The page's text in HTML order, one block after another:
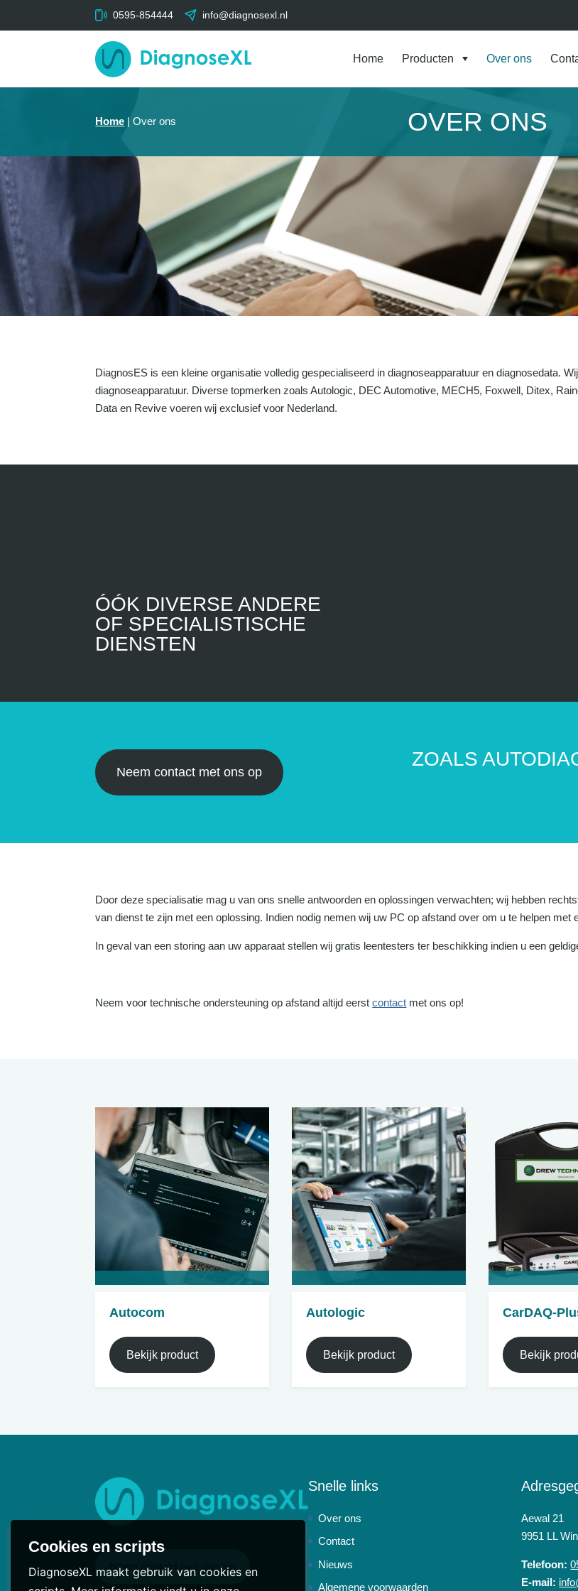
0595-854444 info@diagnosexl.nl
Home Producten Over ons
OVER ONS
Home |Over ons
DiagnosES is een kleine organisatie volledig gespecialiseerd in diagnoseapparatuur en diagnosedata.
diagnoseapparatuur. Diverse topmerken zoals Autologic, DEC Automotive, MECH5, Foxwell, Ditex,
Data en Revive voeren wij exclusief voor Nederland.
ÓÓK DIVERSE ANDERE
OF SPECIALISTISCHE
DIENSTEN
Neem contact met ons op
ZOALS
Door deze specialisatie mag u van ons snelle antwoorden en oplossingen verwachten; wij hebben
van dienst te zijn met een oplossing. Indien nodig nemen wij uw PC op afstand over om u te helpen met
In geval van een storing aan uw apparaat stellen wij gratis leentesters ter beschikking indien u een
Neem voor technische ondersteuning op afstand altijd eerstcontact met ons op!
Autocom
Bekijk product
Autologic
Bekijk product
CarDAQ-
Bekijk
Neem contact met ons op
Snelle links
Over ons
Contact
Nieuws
Algemene voorwaarden
Aewal 21
9951 LL
Telefoon:
E-mail:
Cookies en scripts
DiagnoseXL maakt gebruik van cookies en